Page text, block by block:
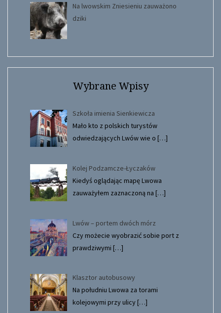
Na lwowskim Zniesieniu zauważono
dziki
Wybrane Wpisy
Szkoła imienia Sienkiewicza
Mało kto z polskich turystów
odwiedzających Lwów wie o […]
Kolej Podzamcze-Łyczaków
Kiedyś oglądając mapę Lwowa
zauważyłem zaznaczoną na […]
Lwów – portem dwóch mórz
Czy możecie wyobrazić sobie port z
prawdziwymi […]
Klasztor autobusowy
Na południu Lwowa za torami
kolejowymi przy ulicy[…]